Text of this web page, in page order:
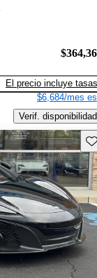
El precio incluye tasas
$6,684/mes
Verif. disponibilidad